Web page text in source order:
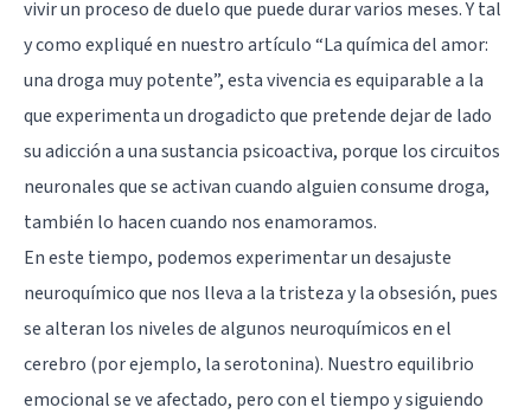
vivir un proceso de duelo que puede durar varios meses. Y tal
y como expliqué en nuestro artículo “La química del amor:
una droga muy potente”, esta vivencia es equiparable a la
que experimenta un drogadicto que pretende dejar de lado
su adicción a una sustancia psicoactiva, porque los circuitos
neuronales que se activan cuando alguien consume droga,
también lo hacen cuando nos enamoramos.
En este tiempo, podemos experimentar un desajuste
neuroquímico que nos lleva a la tristeza y la obsesión, pues
se alteran los niveles de algunos neuroquímicos en el
cerebro (por ejemplo, la serotonina). Nuestro equilibrio
emocional se ve afectado, pero con el tiempo y siguiendo